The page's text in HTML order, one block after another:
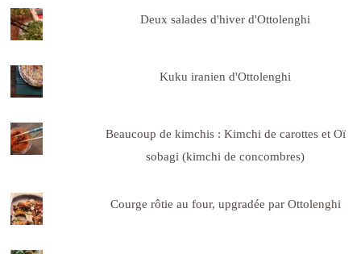
Deux salades d'hiver d'Ottolenghi
Kuku iranien d'Ottolenghi
Beaucoup de kimchis : Kimchi de carottes et Oï
sobagi (kimchi de concombres)
Courge rôtie au four, upgradée par Ottolenghi